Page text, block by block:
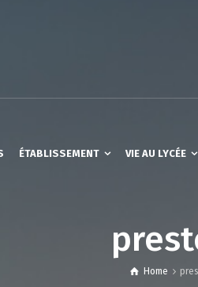
ÉTABLISSEMENT VIE AU LYCÉE
Home